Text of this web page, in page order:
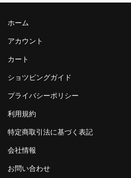
ホーム
アカウント
カート
ショツピングガイド
プライバシーポリシー
利用規約
特定商取引法に基づく表記
会社情報
お問い合わせ